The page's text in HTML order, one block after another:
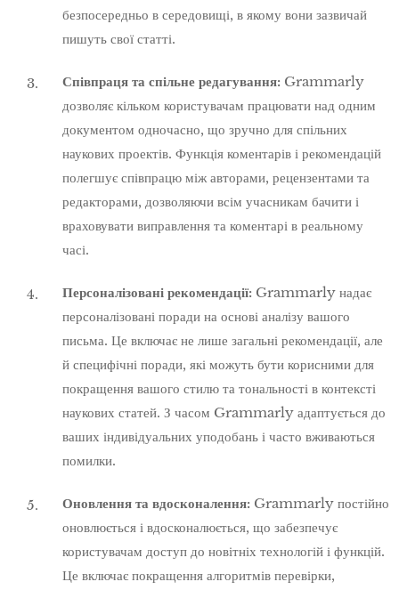
безпосередньо в середовищі, в якому вони зазвичай
пишуть свої статті.
Співпраця та спільне редагування: Grammarly
дозволяє кільком користувачам працювати над одним
документом одночасно, що зручно для спільних
наукових проектів. Функція коментарів і рекомендацій
полегшує співпрацю між авторами, рецензентами та
редакторами, дозволяючи всім учасникам бачити і
враховувати виправлення та коментарі в реальному
часі.
Персоналізовані рекомендації: Grammarly надає
персоналізовані поради на основі аналізу вашого
письма. Це включає не лише загальні рекомендації, але
й специфічні поради, які можуть бути корисними для
покращення вашого стилю та тональності в контексті
наукових статей. З часом Grammarly адаптується до
ваших індивідуальних уподобань і часто вживаються
помилки.
Оновлення та вдосконалення: Grammarly постійно
оновлюється і вдосконалюється, що забезпечує
користувачам доступ до новітніх технологій і функцій.
Це включає покращення алгоритмів перевірки,